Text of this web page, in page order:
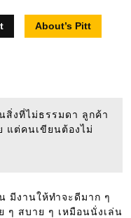
About’s Pitt
สิ่งที่ไม่ธรรมดา ลูกค้า
แต่คนเขียนต้องไม่
มีงานให้ทำจะดีมาก ๆ
ๆ สบาย ๆ เหมือนนั่งเล่น